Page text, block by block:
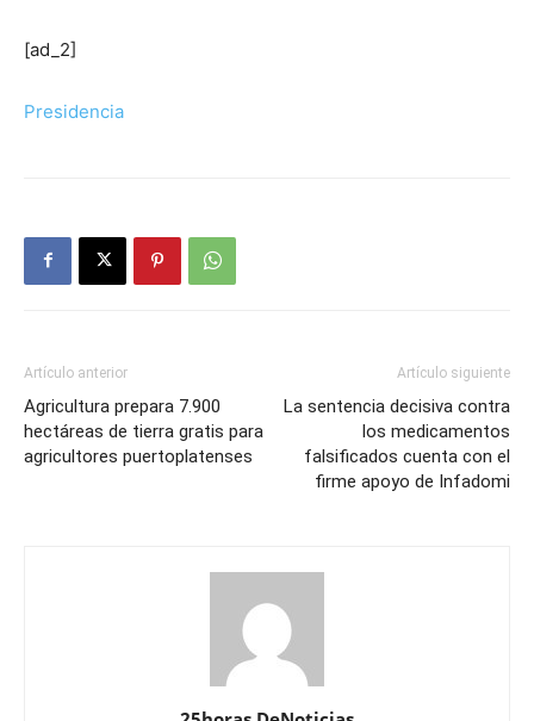
[ad_2]
Presidencia
Artículo anterior
Agricultura prepara 7.900
hectáreas de tierra gratis para
agricultores puertoplatenses
Artículo siguiente
La sentencia decisiva contra
los medicamentos
falsificados cuenta con el
firme apoyo de Infadomi